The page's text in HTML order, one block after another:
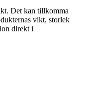
Det kan tillkomma
vikt, storlek
direkt i